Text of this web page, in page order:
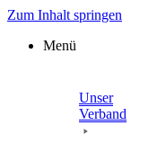
Zum Inhalt springen
Menü
Unser
Verband